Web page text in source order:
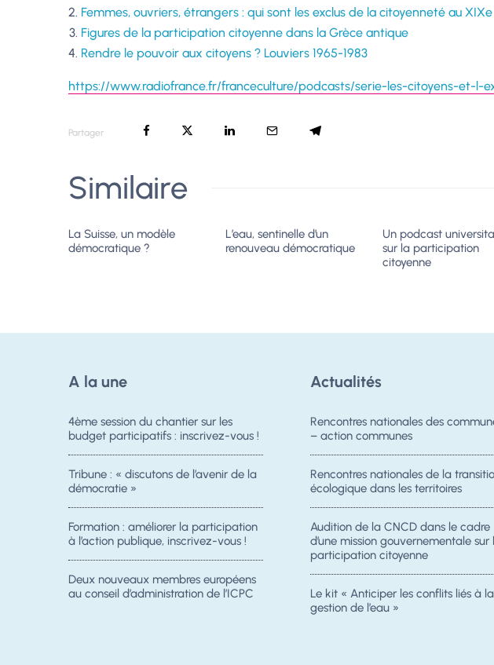
Femmes, ouvriers, étrangers : qui sont les exclus de la citoyenneté au
Figures de la participation citoyenne dans la Grèce antique
Rendre le pouvoir aux citoyens ? Louviers 1965-1983
https://www.radiofrance.fr/franceculture/podcasts/serie-les-citoyens-et-l-
Partager
Similaire
La Suisse, un modèle
démocratique ?
L’eau, sentinelle d’un
renouveau démocratique
Un podcast
sur la participation
citoyenne
A la une
4ème session du chantier sur les
budget participatifs : inscrivez-vous !
Tribune : « discutons de l’avenir de la
démocratie »
Formation : améliorer la participation
à l’action publique, inscrivez-vous !
Deux nouveaux membres européens
au conseil d’administration de l’ICPC
Actualités
Rencontres nationales des
– action communes
Rencontres nationales de la
écologique dans les territoires
Audition de la CNCD dans le cadre
d’une mission gouvernementale sur
participation citoyenne
Le kit « Anticiper les conflits liés à la
gestion de l’eau »